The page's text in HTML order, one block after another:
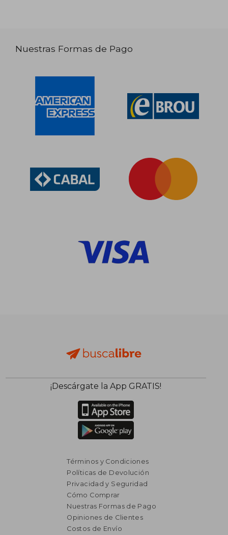
Nuestras Formas de Pago
¡Descárgate la App GRATIS!
Términos y Condiciones
Políticas de Devolución
Privacidad y Seguridad
Cómo Comprar
Nuestras Formas de Pago
Opiniones de Clientes
Costos de Envío